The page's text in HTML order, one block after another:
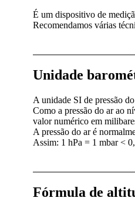
É um dispositivo de
Recomendamos várias
Unidade
A unidade SI de pressão
Como a pressão do ar ao
valor numérico em
A pressão do ar é
Assim: 1 hPa = 1 mbar <
Fórmula de